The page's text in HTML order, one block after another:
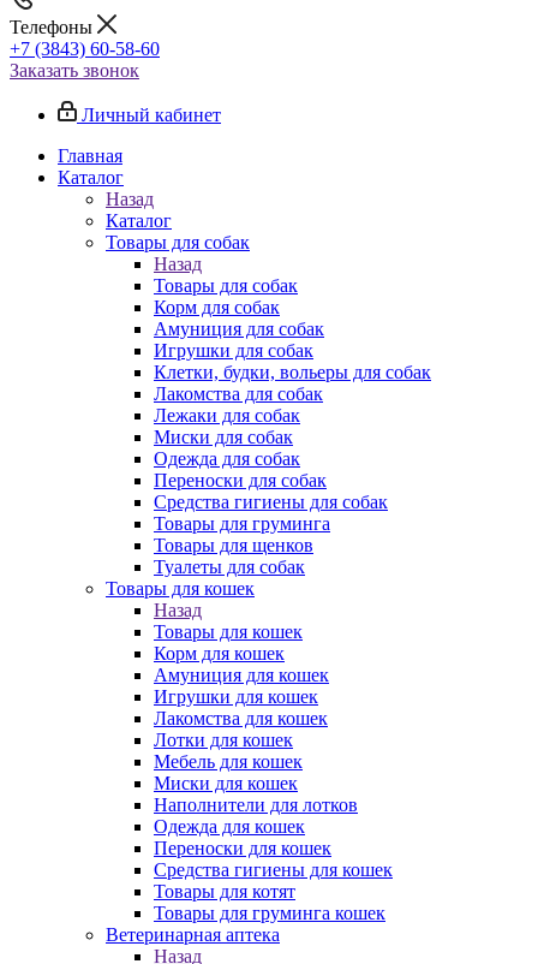
Телефоны
+7 (3843) 60-58-60
Заказать звонок
Личный кабинет
Главная
Каталог
Назад
Каталог
Товары для собак
Назад
Товары для собак
Корм для собак
Амуниция для собак
Игрушки для собак
Клетки, будки, вольеры для собак
Лакомства для собак
Лежаки для собак
Миски для собак
Одежда для собак
Переноски для собак
Средства гигиены для собак
Товары для груминга
Товары для щенков
Туалеты для собак
Товары для кошек
Назад
Товары для кошек
Корм для кошек
Амуниция для кошек
Игрушки для кошек
Лакомства для кошек
Лотки для кошек
Мебель для кошек
Миски для кошек
Наполнители для лотков
Одежда для кошек
Переноски для кошек
Средства гигиены для кошек
Товары для котят
Товары для груминга кошек
Ветеринарная аптека
Назад